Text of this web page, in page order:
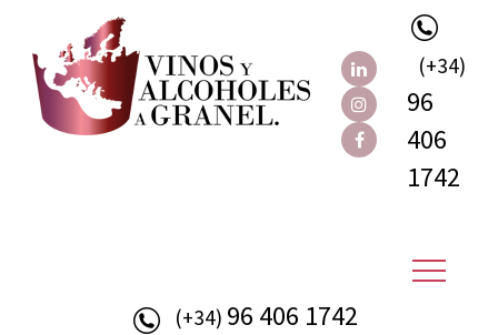
(+34)
96
406
1742
(+34) 96 406 1742